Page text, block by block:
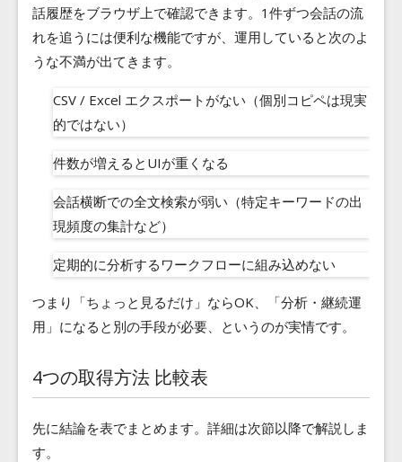
話履歴をブラウザ上で確認できます。1件ずつ会話の流
れを追うには便利な機能ですが、運用していると次のよ
うな不満が出てきます。
CSV / Excel エクスポートがない（個別コピペは現実
的ではない）
件数が増えるとUIが重くなる
会話横断での全文検索が弱い（特定キーワードの出
現頻度の集計など）
定期的に分析するワークフローに組み込めない
つまり「ちょっと見るだけ」ならOK、「分析・継続運
用」になると別の手段が必要、というのが実情です。
4つの取得方法 比較表
先に結論を表でまとめます。詳細は次節以降で解説しま
す。